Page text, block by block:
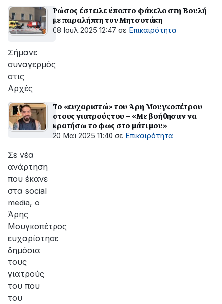
Ρώσος έστειλε ύποπτο φάκελο στη Βουλή
με παραλήπτη τον Μητσοτάκη
08 Ιουλ 2025 12:47 σε Επικαιρότητα
Σήμανε
συναγερμός
στις
Αρχές
Το «ευχαριστώ» του Άρη Μουγκοπέτρου
στους γιατρούς του – «Με βοήθησαν να
κρατήσω το φως στο μάτι μου»
20 Μαϊ 2025 11:40 σε Επικαιρότητα
Σε νέα
ανάρτηση
που έκανε
στα social
media, ο
Άρης
Μουγκοπέτρος
ευχαρίστησε
δημόσια
τους
γιατρούς
του που
του